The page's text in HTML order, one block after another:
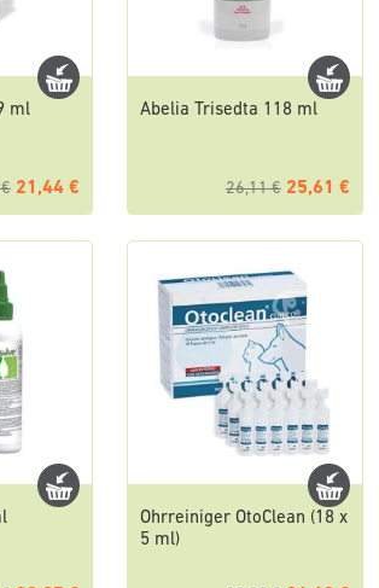
ml
21,44 €
Abelia Trisedta 118 ml
26,11 € 25,61 €
Ohrreiniger OtoClean (18 x
5 ml)